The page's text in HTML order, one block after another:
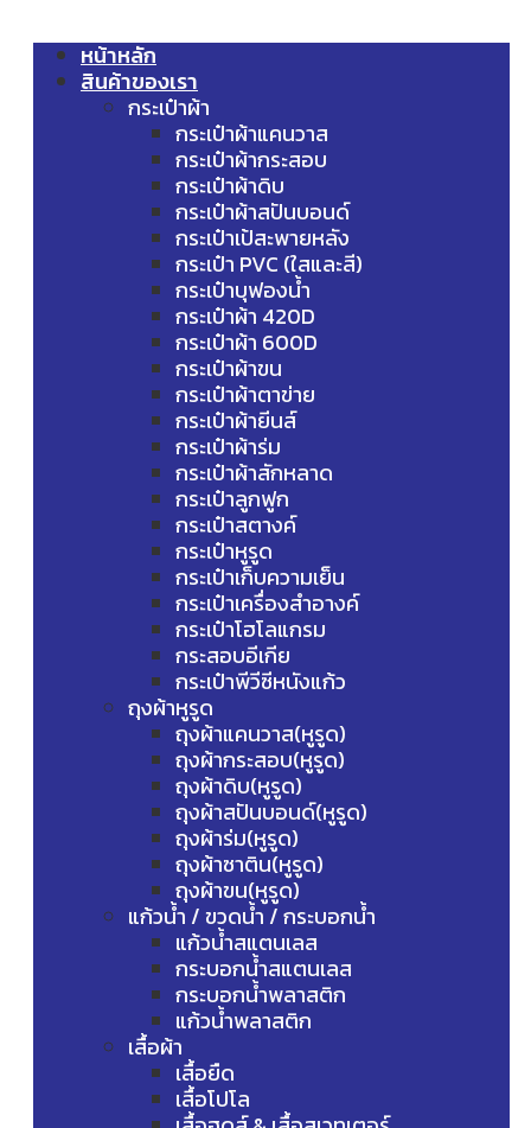
หน้าหลัก
สินค้าของเรา
กระเป๋าผ้า
กระเป๋าผ้าแคนวาส
กระเป๋าผ้ากระสอบ
กระเป๋าผ้าดิบ
กระเป๋าผ้าสปันบอนด์
กระเป๋าเป้สะพายหลัง
กระเป๋า PVC (ใสและสี)
กระเป๋าบุฟองน้ำ
กระเป๋าผ้า 420D
กระเป๋าผ้า 600D
กระเป๋าผ้าขน
กระเป๋าผ้าตาข่าย
กระเป๋าผ้ายีนส์
กระเป๋าผ้าร่ม
กระเป๋าผ้าสักหลาด
กระเป๋าลูกฟูก
กระเป๋าสตางค์
กระเป๋าหูรูด
กระเป๋าเก็บความเย็น
กระเป๋าเครื่องสำอางค์
กระเป๋าโฮโลแกรม
กระสอบอีเกีย
กระเป๋าพีวีซีหนังแก้ว
ถุงผ้าหูรูด
ถุงผ้าแคนวาส(หูรูด)
ถุงผ้ากระสอบ(หูรูด)
ถุงผ้าดิบ(หูรูด)
ถุงผ้าสปันบอนด์(หูรูด)
ถุงผ้าร่ม(หูรูด)
ถุงผ้าซาติน(หูรูด)
ถุงผ้าขน(หูรูด)
แก้วน้ำ / ขวดน้ำ / กระบอกน้ำ
แก้วน้ำสแตนเลส
กระบอกน้ำสแตนเลส
กระบอกน้ำพลาสติก
แก้วน้ำพลาสติก
เสื้อผ้า
เสื้อยืด
เสื้อโปโล